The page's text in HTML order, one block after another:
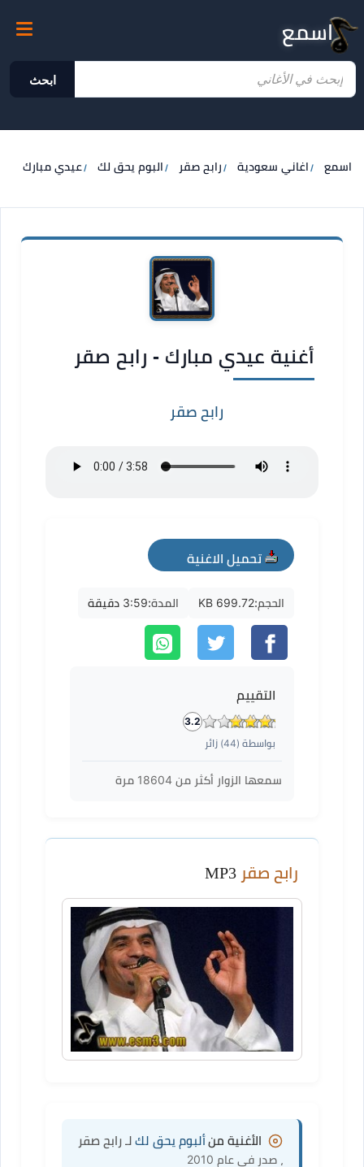
اسمع
ابحث
اسمع اغاني سعودية رابح صقر البوم يحق لك عيدي مبارك
أغنية عيدي مبارك - رابح صقر
رابح صقر
تحميل الاغنية
mp3
الحجم:699.72 KB المدة:3:59 دقيقة
التقييم
3.2
بواسطة (44) زائر
سمعها الزوار أكثر من 18604 مرة
رابح صقر
الأغنية منألبوم يحق لك لـ رابح صقر
، صدر في عام 2010